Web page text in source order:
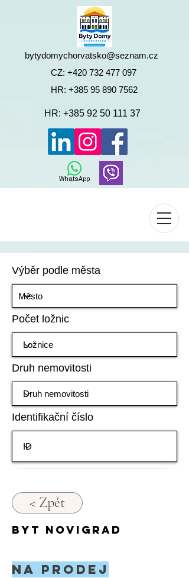
HR: +385 95 890 7562
CZ: +420 732 477 097
WhatsApp
bytydomychorvatsko@seznam.cz
HR: +385 92 50 111 37
Výběr podle města
Počet ložnic
Druh nemovitosti
Identifikační číslo
< Zpět
Byt Novigrad
Na prodej